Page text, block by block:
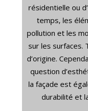
résidentielle ou
temps, les
pollution et les
sur les surfaces.
d’origine.
question
la façade est
durabilité et